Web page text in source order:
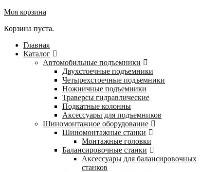
Моя корзина
Корзина пуста.
Главная
Каталог
Автомобильные подъемники
Двухстоечные подъемники
Четырехстоечные подъемники
Ножничные подъемники
Траверсы гидравлические
Подкатные колонны
Аксессуары для подъемников
Шиномонтажное оборудование
Шиномонтажные станки
Монтажные головки
Балансировочные станки
Аксессуары для балансировочных
станков